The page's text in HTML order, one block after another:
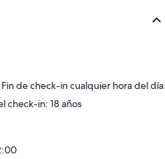
de check-in cualquier hora del día
check-in: 18 años